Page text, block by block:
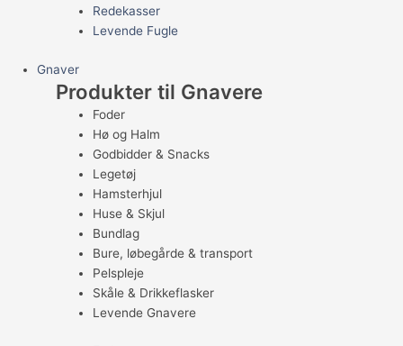
Redekasser
Levende Fugle
Gnaver
Produkter til Gnavere
Foder
Hø og Halm
Godbidder & Snacks
Legetøj
Hamsterhjul
Huse & Skjul
Bundlag
Bure, løbegårde & transport
Pelspleje
Skåle & Drikkeflasker
Levende Gnavere